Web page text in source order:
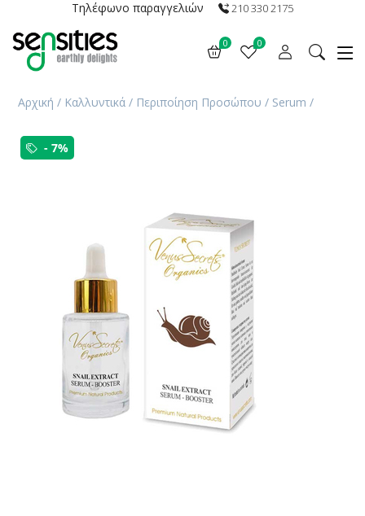
Τηλέφωνο παραγγελιών 210 330 2175
0 0
Αρχική / Καλλυντικά / Περιποίηση Προσώπου / Serum /
- 7%